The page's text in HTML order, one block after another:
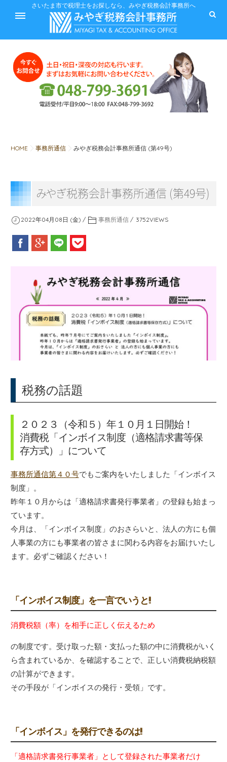
さいたま市で税理士をお探しなら、みやぎ税務会計事務所へ
ホーム
サービス
税に関するQ&A
みやぎ税務会計事務所
HOME 事務所通信 みやぎ税務会計事務所通信 (第49号)
みやぎ税務会計事務所通信 (第49号)
2022年04月08日 (金) 事務所通信 3752VIEWS
税務の話題
２０２３（令和５）年１０月１日開始！
消費税「インボイス制度（適格請求書等保
存方式）」について
事務所通信第４０号でもご案内をいたしました「インボイス
制度」。
昨年１０月からは「適格請求書発行事業者」の登録も始まっ
ています。
今月は、「インボイス制度」のおさらいと、法人の方にも個
人事業の方にも事業者の皆さまに関わる内容をお届けいたし
ます。必ずご確認ください！
「インボイス制度」を一言でいうと!!
消費税額（率）を相手に正しく伝えるため
の制度です。受け取った額・支払った額の中に消費税がいく
ら含まれているか、を確認することで、正しい消費税納税額
の計算ができます。
その手段が「インボイスの発行・受領」です。
「インボイス」を発行できるのは!!
「適格請求書発行事業者」として登録された事業者だけ